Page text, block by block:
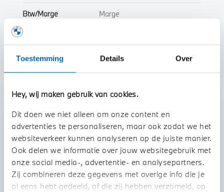
Toestemming Details Over
Hey, wij maken gebruik van cookies.
Dit doen we niet alleen om onze content en
advertenties te personaliseren, maar ook zodat we het
websiteverkeer kunnen analyseren op de juiste manier.
Ook delen we informatie over jouw websitegebruik met
onze social media-, advertentie- en analysepartners.
Zij combineren deze gegevens met overige info die je
al eens hebt gedeeld, of die zij hebben verzameld, op
Uw motor Inruilen?
Btw/Marge Marge